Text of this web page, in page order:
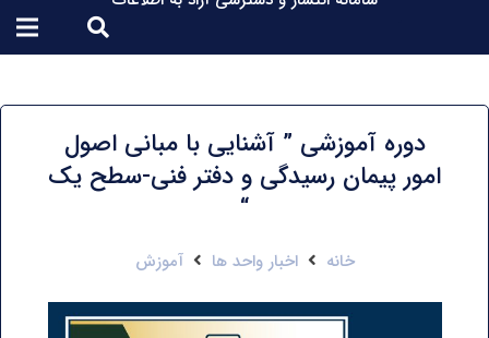
دوره آموزشی ” آشنایی با مبانی اصول
امور پیمان رسیدگی و دفتر فنی-سطح یک
“
خانه اخبار واحد ها آموزش